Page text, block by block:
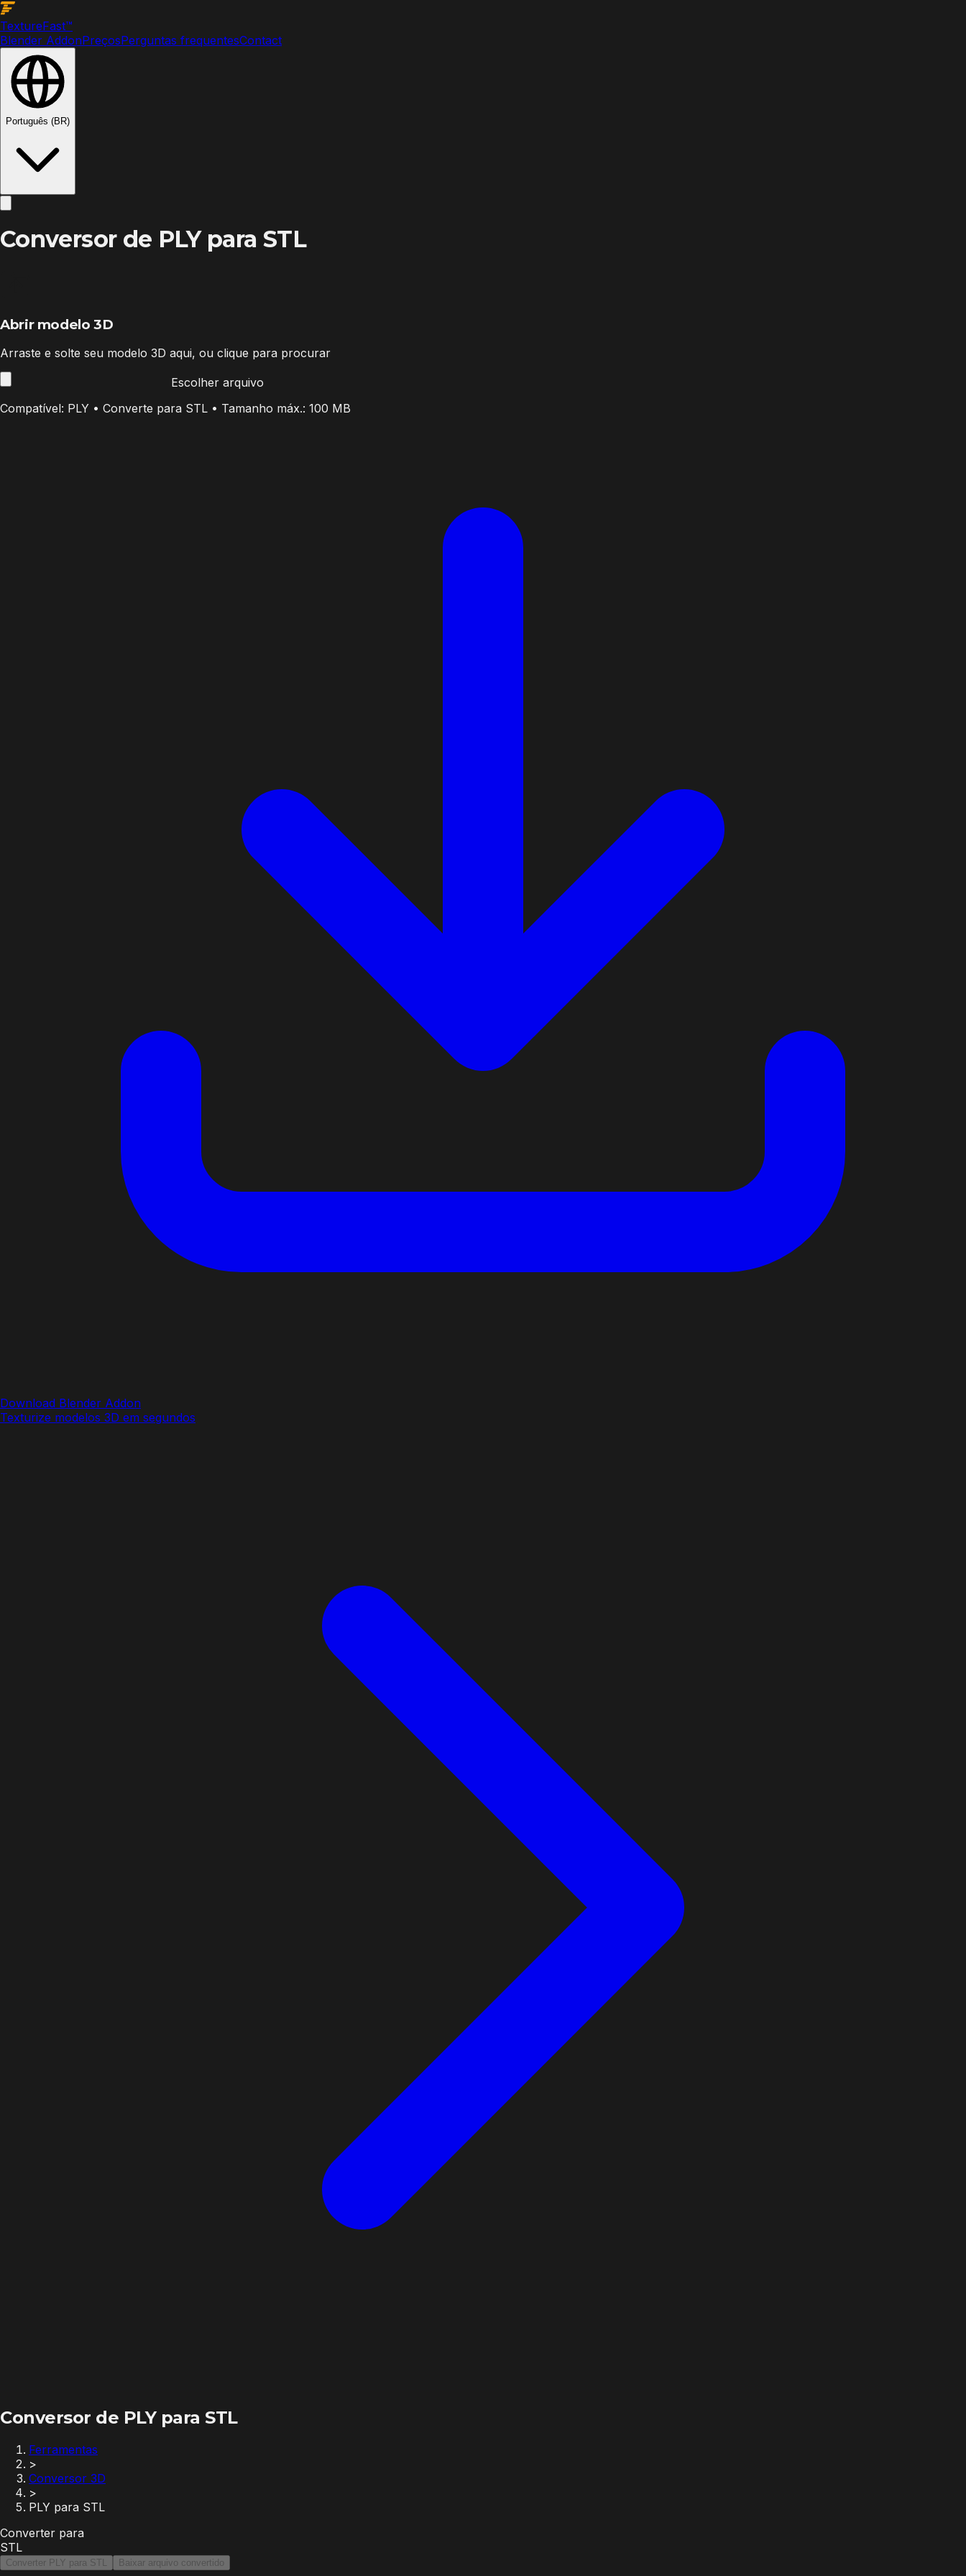
TextureFast™
Blender AddonPreçosPerguntas frequentesContact
Português (BR)
Conversor de PLY para STL
Abrir modelo 3D
Arraste e solte seu modelo 3D aqui, ou clique para procurar
Escolher arquivo
Compatível: PLY • Converte para STL • Tamanho máx.: 100 MB
Download Blender Addon
Texturize modelos 3D em segundos
Conversor de PLY para STL
Ferramentas
>
Conversor 3D
>
PLY para STL
Converter para
STL
Converter PLY para STL Baixar arquivo convertido